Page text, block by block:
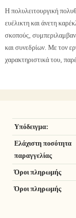
Η πολυλειτουργική
ευέλικτη και άνετη
σκοπούς,
και συνεδρίων. Με τον
χαρακτηριστικά του,
Υπόδειγμα:
Ελάχιστη ποσότητα
παραγγελίας
Όροι πληρωμής
Όροι πληρωμής